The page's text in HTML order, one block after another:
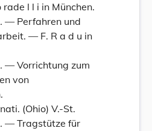
l l i in München.
— Perfahren und
— F. R a d u in
— Vorrichtung zum
von
(Ohio) V.-St.
— Tragstütze für